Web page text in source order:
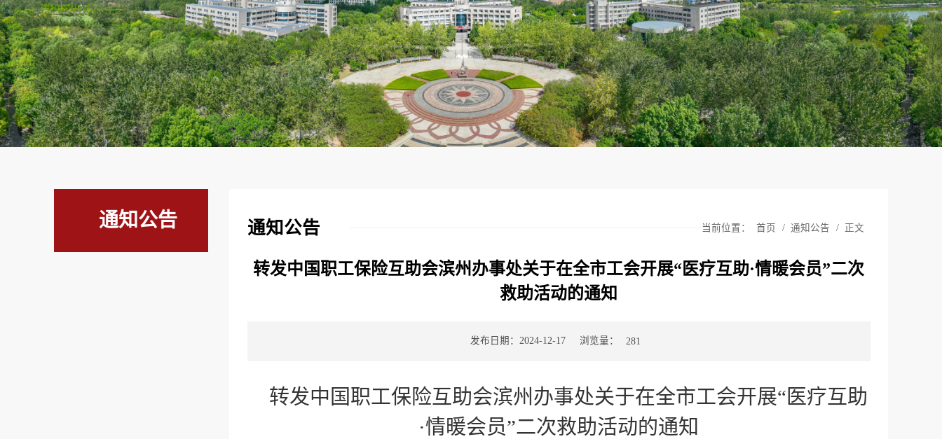
通知公告 通知公告 当前位置： 首页 / 通知公告 / 正文
转发中国职工保险互助会滨州办事处关于在全市工会开展“医疗互助·情暖会员”二次
救助活动的通知
发布日期：2024-12-17 浏览量： 281
转发中国职工保险互助会滨州办事处关于在全市工会开展“医疗互助
·情暖会员”二次救助活动的通知